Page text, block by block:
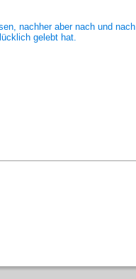
nachher aber nach und nach
gelebt hat.